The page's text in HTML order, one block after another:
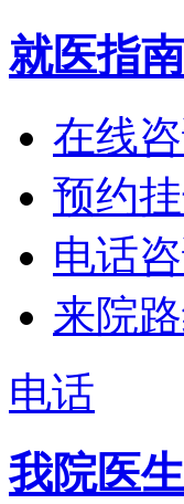
就医指南
在线
预约
电话
来院
电话
我院医生